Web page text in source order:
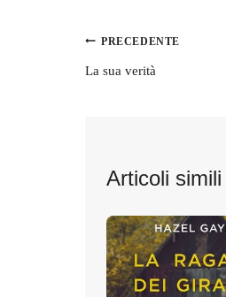
Navigazione
articoli
PRECEDENTE
La sua verità
Articoli simili